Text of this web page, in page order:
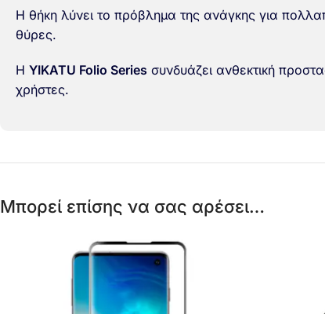
Η θήκη λύνει το πρόβλημα της ανάγκης για
θύρες.
Η YIKATU Folio Series συνδυάζει ανθεκτική
χρήστες.
Μπορεί επίσης να σας αρέσει…